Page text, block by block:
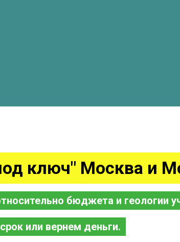
ключ" Москва и
бюджета и геологии
или вернем деньги.